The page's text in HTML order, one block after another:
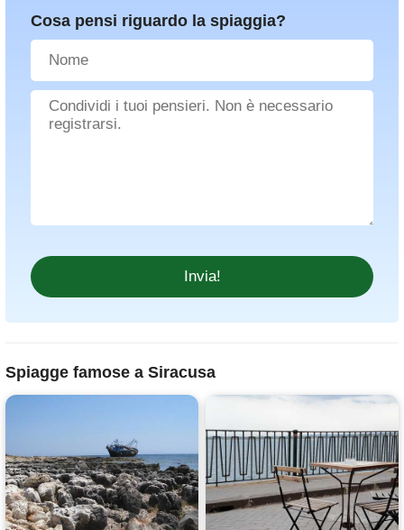
Cosa pensi riguardo la spiaggia?
Spiagge famose a Siracusa